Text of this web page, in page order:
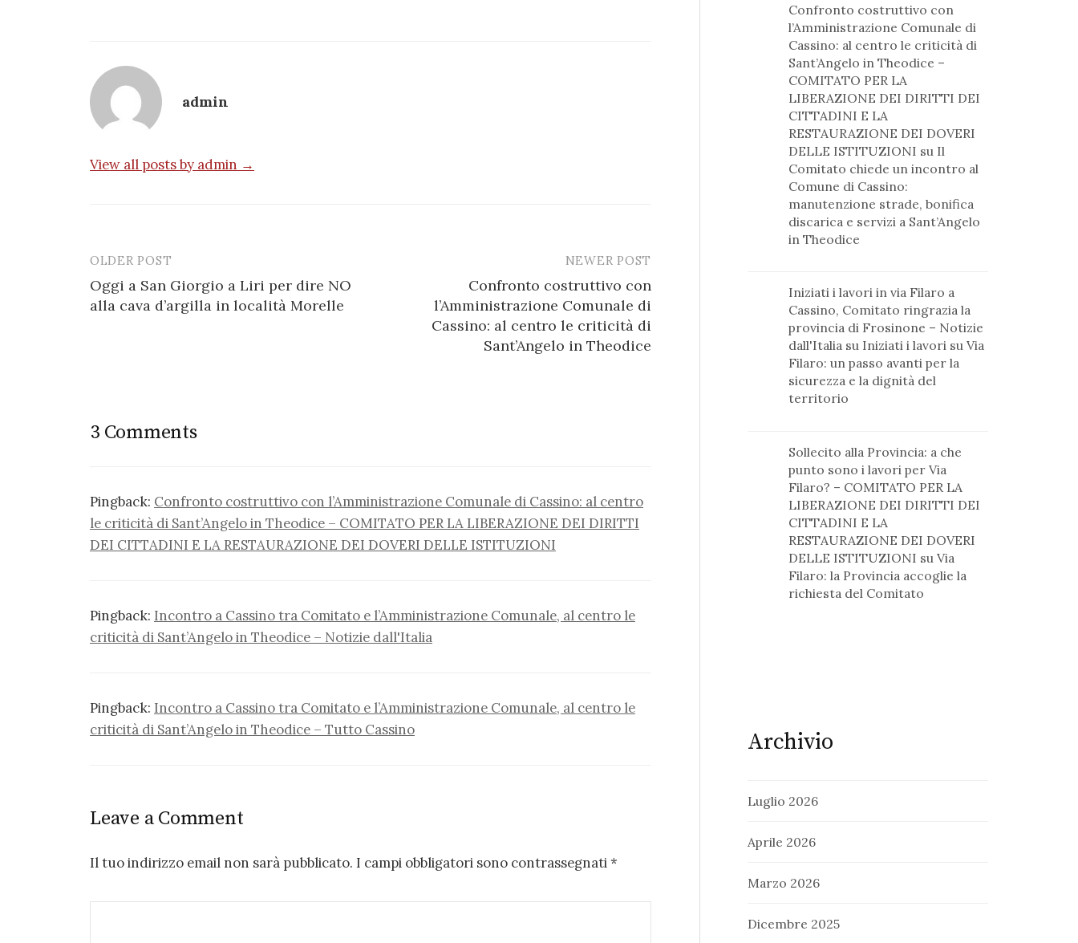
admin
View all posts by admin →
Post
navigation
OLDER POST
Oggi a San Giorgio a Liri per dire NO
alla cava d’argilla in località Morelle
NEWER POST
Confronto costruttivo con
l’Amministrazione Comunale di
Cassino: al centro le criticità di
Sant’Angelo in Theodice
3 Comments
Pingback: Confronto costruttivo con l’Amministrazione Comunale di Cassino: al centro
le criticità di Sant’Angelo in Theodice – COMITATO PER LA LIBERAZIONE DEI DIRITTI
DEI CITTADINI E LA RESTAURAZIONE DEI DOVERI DELLE ISTITUZIONI
Pingback: Incontro a Cassino tra Comitato e l’Amministrazione Comunale, al centro le
criticità di Sant’Angelo in Theodice – Notizie dall'Italia
Pingback: Incontro a Cassino tra Comitato e l’Amministrazione Comunale, al centro le
criticità di Sant’Angelo in Theodice – Tutto Cassino
Leave a Comment
Il tuo indirizzo email non sarà pubblicato. I campi obbligatori sono contrassegnati*
Confronto costruttivo con
l’Amministrazione Comunale di
Cassino: al centro le criticità di
Sant’Angelo in Theodice –
COMITATO PER LA
LIBERAZIONE DEI DIRITTI DEI
CITTADINI E LA
RESTAURAZIONE DEI DOVERI
DELLE ISTITUZIONI su Il
Comitato chiede un incontro al
Comune di Cassino:
manutenzione strade, bonifica
discarica e servizi a Sant’Angelo
in Theodice
Iniziati i lavori in via Filaro a
Cassino, Comitato ringrazia la
provincia di Frosinone – Notizie
dall'Italia su Iniziati i lavori su Via
Filaro: un passo avanti per la
sicurezza e la dignità del
territorio
Sollecito alla Provincia: a che
punto sono i lavori per Via
Filaro? – COMITATO PER LA
LIBERAZIONE DEI DIRITTI DEI
CITTADINI E LA
RESTAURAZIONE DEI DOVERI
DELLE ISTITUZIONI suVia
Filaro: la Provincia accoglie la
richiesta del Comitato
Archivio
Luglio 2026
Aprile 2026
Marzo 2026
Dicembre 2025